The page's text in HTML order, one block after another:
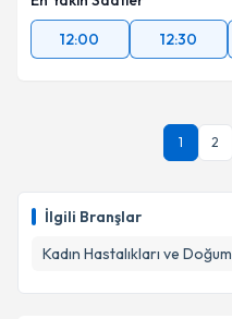
İlgili Branşlar
Kadın Hastalıkları ve Doğum
12:00
12:30
1 2